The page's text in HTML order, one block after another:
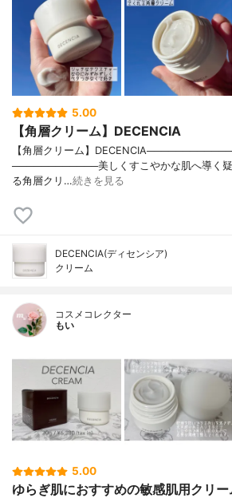
5.00
【角層クリーム】DECENCIA
【角層クリーム】
────────────美しくすこやかな肌へ導く疑
る角層クリ…続きを見る
DECENCIA(ディセンシア)
クリーム
コスメコレクター
もい
5.00
ゆらぎ肌におすすめの敏感肌用クリー